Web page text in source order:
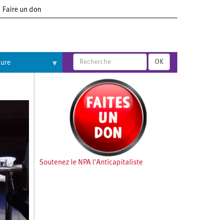
Faire un don
OK
Soutenez le NPA l'Anticapitaliste